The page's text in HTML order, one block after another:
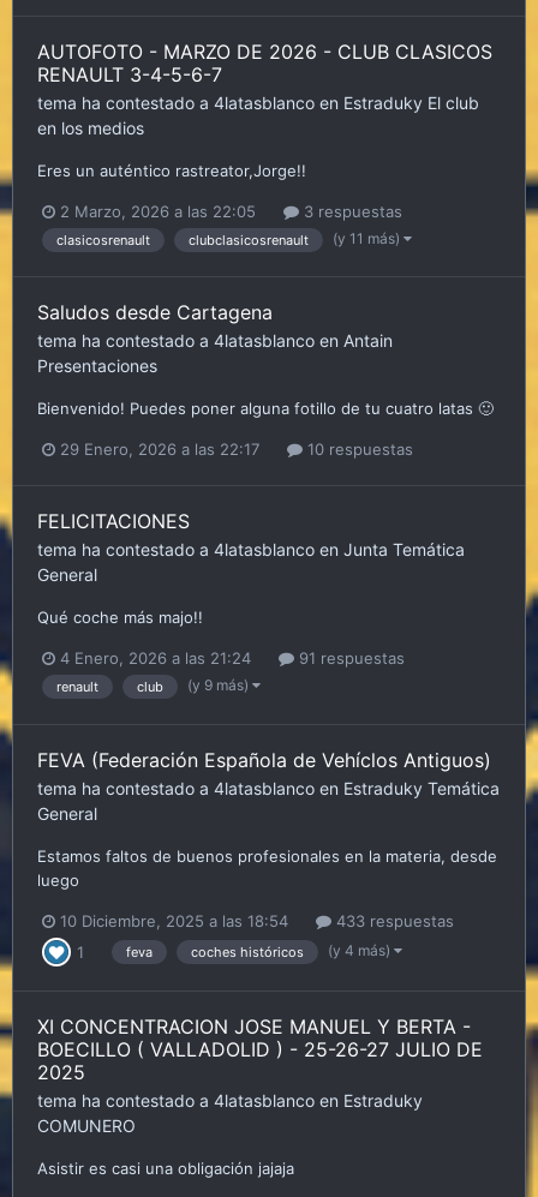
AUTOFOTO - MARZO DE 2026 - CLUB CLASICOS
RENAULT 3-4-5-6-7
tema ha contestado a 4latasblanco en Estraduky El club
en los medios
Eres un auténtico rastreator,Jorge!!
2 Marzo, 2026 a las 22:05 3 respuestas
clasicosrenault clubclasicosrenault (y 11 más)
Saludos desde Cartagena
tema ha contestado a 4latasblanco en Antain
Presentaciones
Bienvenido! Puedes poner alguna fotillo de tu cuatro latas 🙂
29 Enero, 2026 a las 22:17 10 respuestas
FELICITACIONES
tema ha contestado a 4latasblanco en Junta Temática
General
Qué coche más majo!!
4 Enero, 2026 a las 21:24 91 respuestas
renault club (y 9 más)
FEVA (Federación Española de Vehíclos Antiguos)
tema ha contestado a 4latasblanco en Estraduky Temática
General
Estamos faltos de buenos profesionales en la materia, desde
luego
10 Diciembre, 2025 a las 18:54
433 respuestas
1
feva coches históricos (y 4 más)
XI CONCENTRACION JOSE MANUEL Y BERTA -
BOECILLO ( VALLADOLID ) - 25-26-27 JULIO DE
2025
tema ha contestado a 4latasblanco en Estraduky
COMUNERO
Asistir es casi una obligación jajaja